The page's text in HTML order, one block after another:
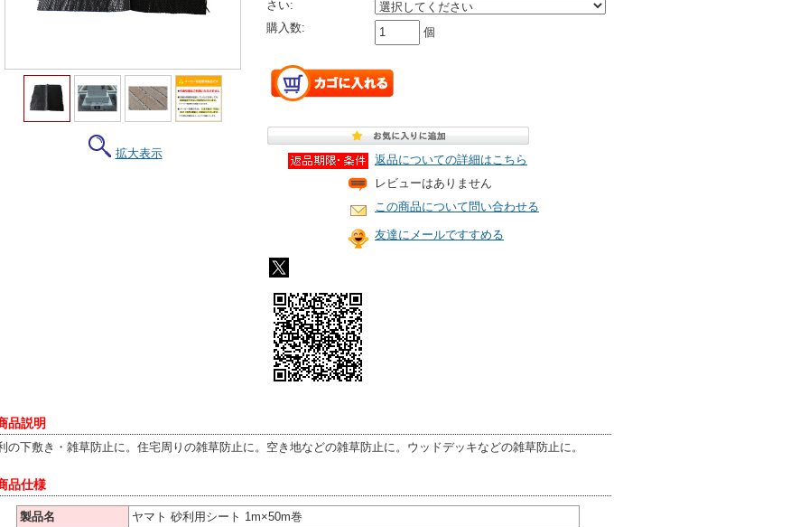
拡大表示
さい:
購入数: 個
返品についての詳細はこちら
レビューはありません
この商品について問い合わせる
友達にメールですすめる
品説明
の下敷き・雑草防止に。住宅周りの雑草防止に。空き地などの雑草防止に。ウッドデッキなどの雑草防止に。
品仕様
製品名
ヤマト 砂利用シート 1m×50m巻